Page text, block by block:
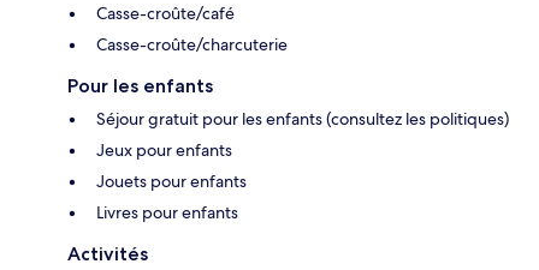
Casse-croûte/café
Casse-croûte/charcuterie
Pour les enfants
Séjour gratuit pour les enfants (consultez les politiques)
Jeux pour enfants
Jouets pour enfants
Livres pour enfants
Activités